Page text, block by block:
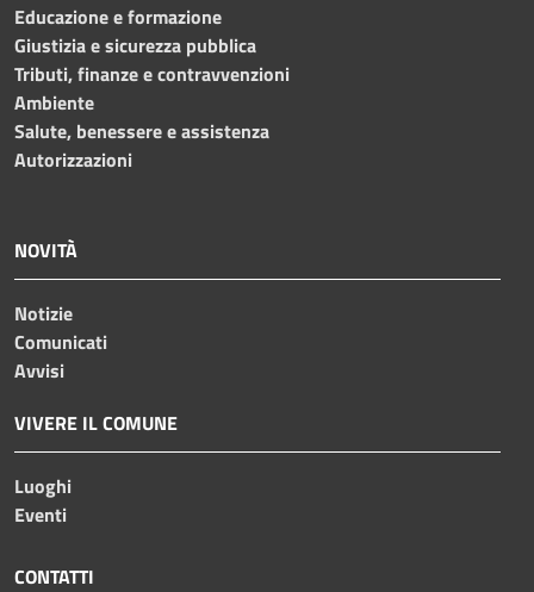
Educazione e formazione
Giustizia e sicurezza pubblica
Tributi, finanze e contravvenzioni
Ambiente
Salute, benessere e assistenza
Autorizzazioni
NOVITÀ
Notizie
Comunicati
Avvisi
VIVERE IL COMUNE
Luoghi
Eventi
CONTATTI